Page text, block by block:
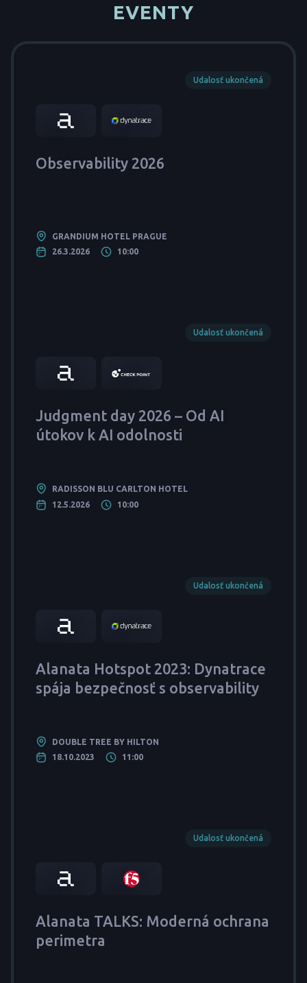
EVENTY
Udalosť ukončená
Observability 2026
GRANDIUM HOTEL PRAGUE
26.3.2026
10:00
Udalosť ukončená
Judgment day 2026 – Od AI
útokov k AI odolnosti
RADISSON BLU CARLTON HOTEL
12.5.2026
10:00
Udalosť ukončená
Alanata Hotspot 2023: Dynatrace
spája bezpečnosť s observability
DOUBLE TREE BY HILTON
18.10.2023
11:00
Udalosť ukončená
Alanata TALKS: Moderná ochrana
perimetra